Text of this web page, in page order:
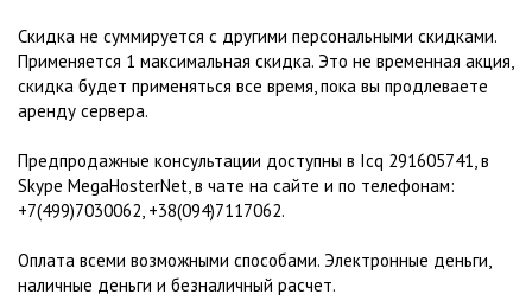
Скидка не суммируется с другими персональными скидками.
Применяется 1 максимальная скидка. Это не временная акция,
скидка будет применяться все время, пока вы продлеваете
аренду сервера.
Предпродажные консультации доступны в Icq 291605741, в
Skype MegaHosterNet, в чате на сайте и по телефонам:
+7(499)7030062, +38(094)7117062.
Оплата всеми возможными способами. Электронные деньги,
наличные деньги и безналичный расчет.